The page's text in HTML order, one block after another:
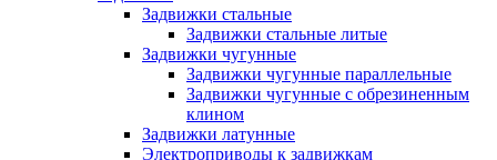
Задвижки стальные
Задвижки стальные литые
Задвижки чугунные
Задвижки чугунные параллельные
Задвижки чугунные с обрезиненным
клином
Задвижки латунные
Электроприводы к задвижкам